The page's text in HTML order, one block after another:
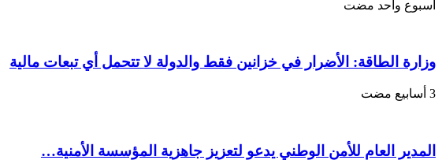
مصر
‏أسبوع واحد مضت
وزارة الطاقة: الأضرار في خزانين فقط والدولة لا تتحمل أي تبعات مالية
المدير العام للأمن الوطني يدعو لتعزيز جاهزية المؤسسة الأمنية…